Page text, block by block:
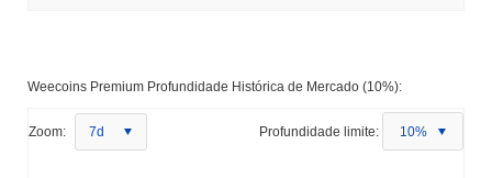
Weecoins Premium Profundidade Histórica de Mercado (10%):
Zoom: 7d Profundidade limite: 10%